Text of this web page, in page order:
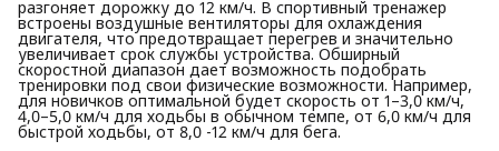
разгоняет дорожку до 12 км/ч. В спортивный тренажер
встроены воздушные вентиляторы для охлаждения
двигателя, что предотвращает перегрев и значительно
увеличивает срок службы устройства. Обширный
скоростной диапазон дает возможность подобрать
тренировки под свои физические возможности. Например,
для новичков оптимальной будет скорость от 1–3,0 км/ч,
4,0–5,0 км/ч для ходьбы в обычном темпе, от 6,0 км/ч для
быстрой ходьбы, от 8,0 -12 км/ч для бега.